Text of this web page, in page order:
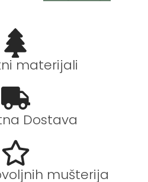
materijali
Dostava
mušterija